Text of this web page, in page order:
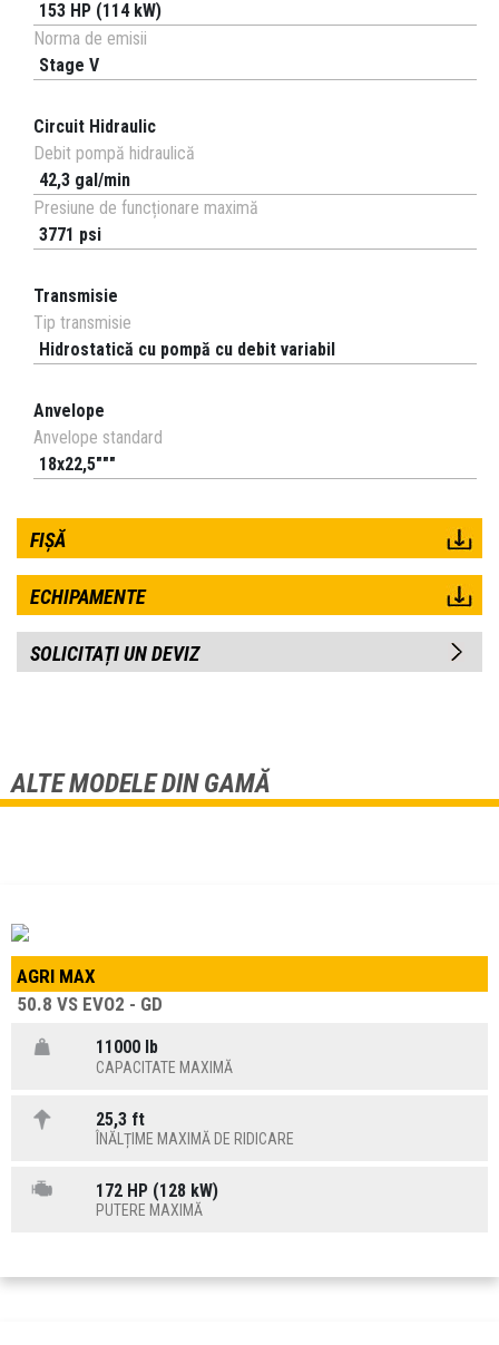
153 HP (114 kW)
Norma de emisii
Stage V
Circuit Hidraulic
Debit pompă hidraulică
42,3 gal/min
Presiune de funcționare maximă
3771 psi
Transmisie
Tip transmisie
Hidrostatică cu pompă cu debit variabil
Anvelope
Anvelope standard
18x22,5"""
FIȘĂ
ECHIPAMENTE
SOLICITAȚI UN DEVIZ
ALTE MODELE DIN GAMĂ
AGRI MAX
50.8 VS EVO2 - GD
11000 lb
CAPACITATE MAXIMĂ
25,3 ft
ÎNĂLȚIME MAXIMĂ DE RIDICARE
172 HP (128 kW)
PUTERE MAXIMĂ